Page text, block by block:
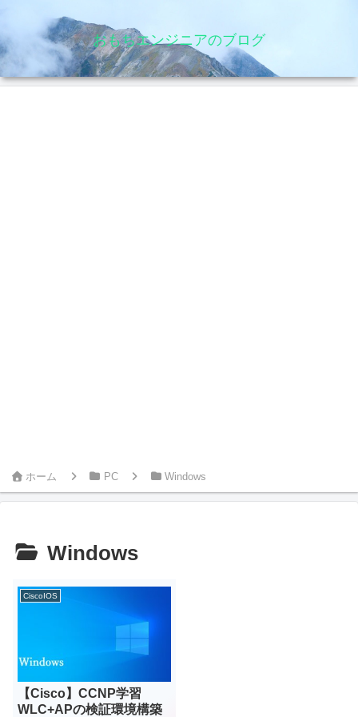
おもちエンジニアのブログ
ホーム PC Windows
Windows
CiscoIOS
【Cisco】CCNP学習
WLC+APの検証環境構築